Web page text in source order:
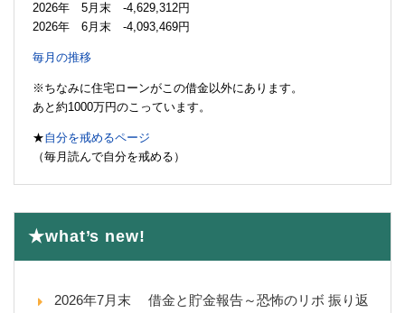
2026年 5月末 -4,629,312円
2026年 6月末 -4,093,469円
毎月の推移
※ちなみに住宅ローンがこの借金以外にあります。
あと約1000万円のこっています。
★自分を戒めるページ
（毎月読んで自分を戒める）
★what’s new!
2026年7月末 借金と貯金報告～恐怖のリボ 振り返